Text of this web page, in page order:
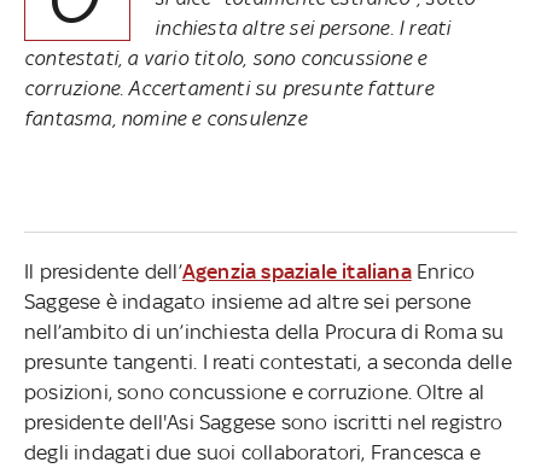
inchiesta altre sei persone. I reati
contestati, a vario titolo, sono concussione e
corruzione. Accertamenti su presunte fatture
fantasma, nomine e consulenze
Il presidente dell’Agenzia spaziale italianaEnrico
Saggese è indagato insieme ad altre sei persone
nell’ambito di un’inchiesta della Procura di Roma su
presunte tangenti. I reati contestati, a seconda delle
posizioni, sono concussione e corruzione. Oltre al
presidente dell'Asi Saggese sono iscritti nel registro
degli indagati due suoi collaboratori, Francesca e